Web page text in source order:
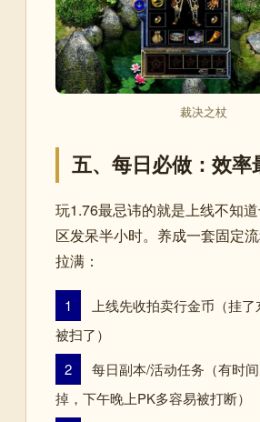
裁决之杖
五、每日必做：效率
玩1.76最忌讳的就是上线不知
区发呆半小时。养成一套固定
拉满：
1
上线先收拍卖行金币（挂
被扫了）
2
每日副本/活动任务（有时
掉，下午晚上PK多容易被打断）